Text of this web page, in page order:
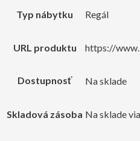
Typ nábytku Regál
URL produktu https://
Dostupnosť Na sklade
Skladová zásoba Na sklade